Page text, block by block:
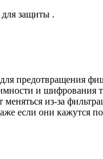
защиты .
предотвращения
и шифрования
из-за
если они кажутся